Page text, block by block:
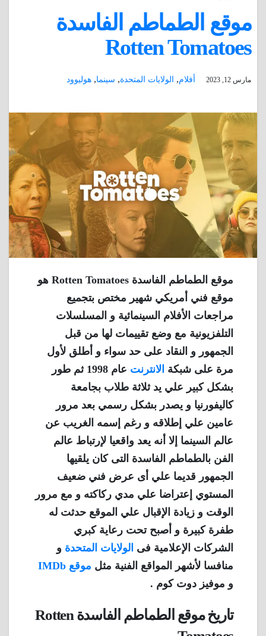
موقع الطماطم الفاسدة
Rotten Tomatoes
مارس 12, 2023 أفلام, الولايات المتحدة, سينما, هوليوود
موقع الطماطم الفاسدة Rotten Tomatoes هو
موقع فني أمريكي شهير مختص بتجميع
مراجعات الأفلام السينمائية و المسلسلات
التلفزيونية مع وضع تقييمات لها من قبل
الجمهور و النقاد على حد سواء و أطلق لأول
مرة على شبكة الانترنت
عام 1998 ثم طور
بشكل كبير علي يد ثلاثة طلاب بجامعة
كاليفورنيا و يصدر بشكل رسمي بعد مرور
عامين علي إطلاقه و رغم إسمه الغريب عن
عالم السينما إلا أنه يعد واقعيا لإرتباط عالم
الفن بالطماطم الفاسدة التى كان يلقيها
الجمهور قديما علي أى عرض فني ضعيف
المستوي إعتراضا علي مدي ركاكته و مع مرور
الوقت و زيادة الإقبال علي الموقع حدثت له
طفرة كبيرة و أصبح تحت رعاية كبري
الشركات الإعلامية فى الولايات المتحدة و
منافسا لأشهر المواقع الفنية مثل موقع IMDb
و موفيز دوت كوم .
تاريخ موقع الطماطم الفاسدة Rotten